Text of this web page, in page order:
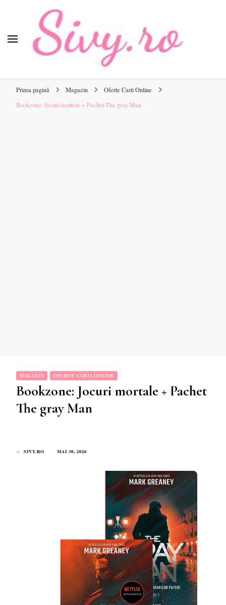
online pentru tine.
Prima pagină Magazin
Oferte Carti Online
Bookzone: Jocuri mortale + Pachet The gray Man
MAGAZIN OFERTE CARTI ONLINE
Bookzone: Jocuri mortale + Pachet
The gray Man
de SIVY.RO MAI 30, 2026